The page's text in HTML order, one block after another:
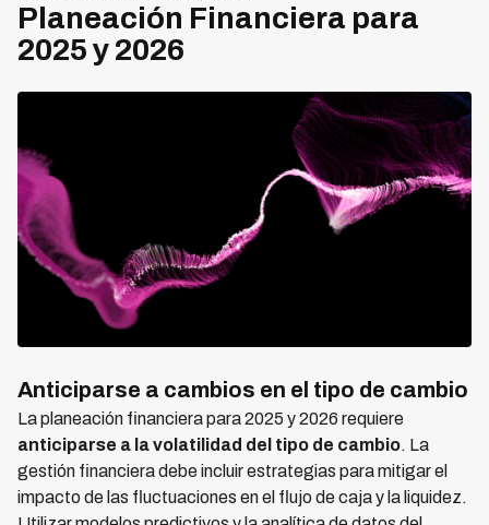
Planeación Financiera para
2025 y 2026
Anticiparse a cambios en el tipo de cambio
La planeación financiera para 2025 y 2026 requiere
anticiparse a la volatilidad del tipo de cambio. La
gestión financiera debe incluir estrategias para mitigar el
impacto de las fluctuaciones en el flujo de caja y la liquidez.